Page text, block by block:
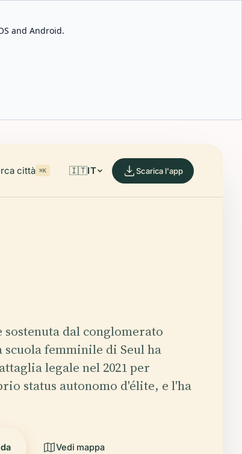
and Android.
città ⌘K 🇮🇹IT Scarica l'app
sostenuta dal conglomerato
scuola femminile di Seul ha
legale nel 2021 per
status autonomo d'élite, e l'ha
Vedi mappa